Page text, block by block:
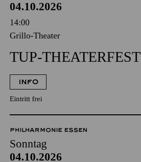
04.10.2026
14:00
Grillo-Theater
TUP-THEATERFEST
INFO
Eintritt frei
PHILHARMONIE ESSEN
Sonntag
04.10.2026